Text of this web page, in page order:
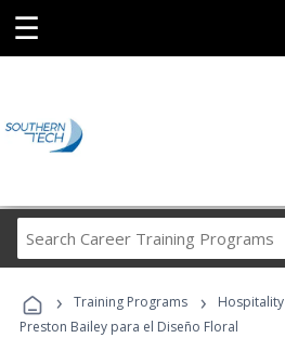
☰
Career
Programs
› Training Programs › Hospitality
Preston Bailey para el Diseño Floral